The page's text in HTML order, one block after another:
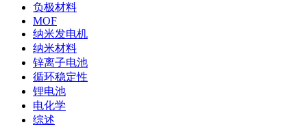
负极材料
MOF
纳米发电机
纳米材料
锌离子电池
循环稳定性
锂电池
电化学
综述